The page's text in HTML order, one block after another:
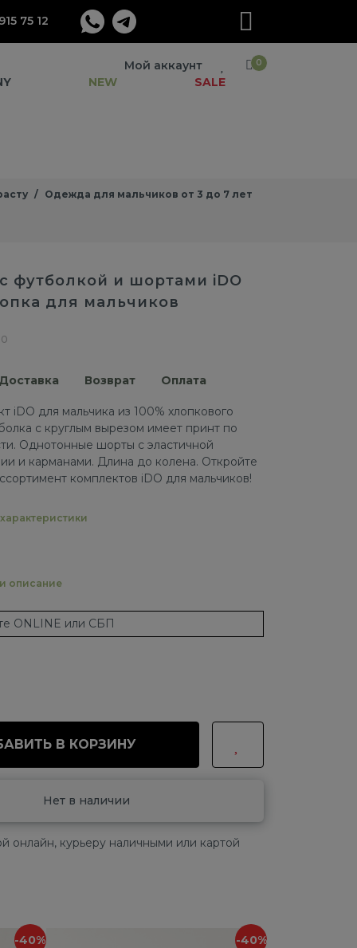
75 12
Мой аккаунт 0
NEW SALE
Одежда для мальчиков от 3 до 7 лет
футболкой и шортами iDO
для мальчиков
Доставка Возврат Оплата
iDO для мальчика из 100% хлопкового
с круглым вырезом имеет принт по
Однотонные шорты с эластичной
и карманами. Длина до колена. Откройте
комплектов iDO для мальчиков!
описание
ONLINE или СБП
В КОРЗИНУ
Нет в наличии
онлайн, курьеру наличными или картой
-40% -40%